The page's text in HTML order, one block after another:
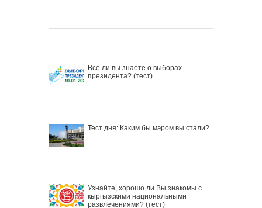
Все ли вы знаете о выборах
президента? (тест)
Тест дня: Каким бы мэром вы стали?
Узнайте, хорошо ли Вы знакомы с
кыргызскими национальными
развлечениями? (тест)